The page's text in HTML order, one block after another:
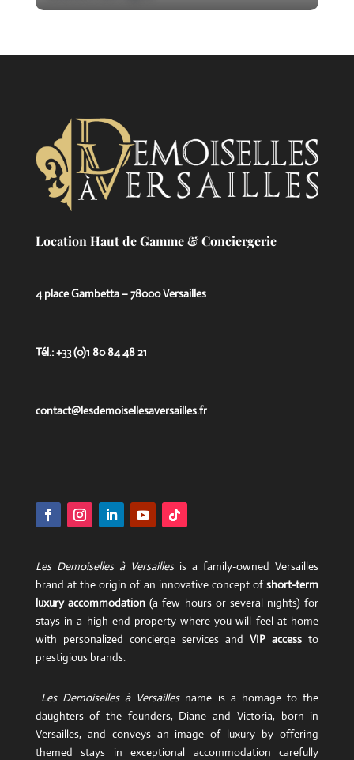
Location Haut de Gamme & Conciergerie
4 place Gambetta – 78000 Versailles
Tél.: +33 (0)1 80 84 48 21
contact@lesdemoisellesaversailles.fr
Les Demoiselles à Versaillesis a family-owned Versailles
brand at the origin of an innovative concept ofshort-term
luxury accommodation(a few hours or several nights) for
stays in a high-end property where you will feel at home
with personalized concierge services andVIP accessto
prestigious brands.
Les Demoiselles à Versaillesname is a homage to the
daughters of the founders, Diane and Victoria, born in
Versailles, and conveys an image of luxury by offering
themed stays in exceptional accommodation carefully